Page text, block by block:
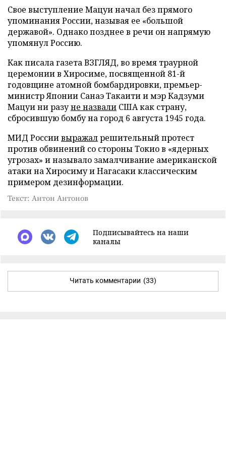
Свое выступление Мацуи начал без прямого
упоминания России, называя ее «большой
державой». Однако позднее в речи он напрямую
упомянул Россию.
Как писала газета ВЗГЛЯД, во время траурной
церемонии в Хиросиме, посвященной 81-й
годовщине атомной бомбардировки, премьер-
министр Японии Санаэ Такаити и мэр Кадзуми
Мацуи ни разуне назвали США как страну,
сбросившую бомбу на город 6 августа 1945 года.
МИД Россиивыражалрешительный протест
против обвинений со стороны Токио в «ядерных
угрозах» и называло замалчивание американской
атаки на Хиросиму и Нагасаки классическим
примером дезинформации.
Текст: Антон Антонов
Подписывайтесь на наши
каналы
Читать комментарии (33)